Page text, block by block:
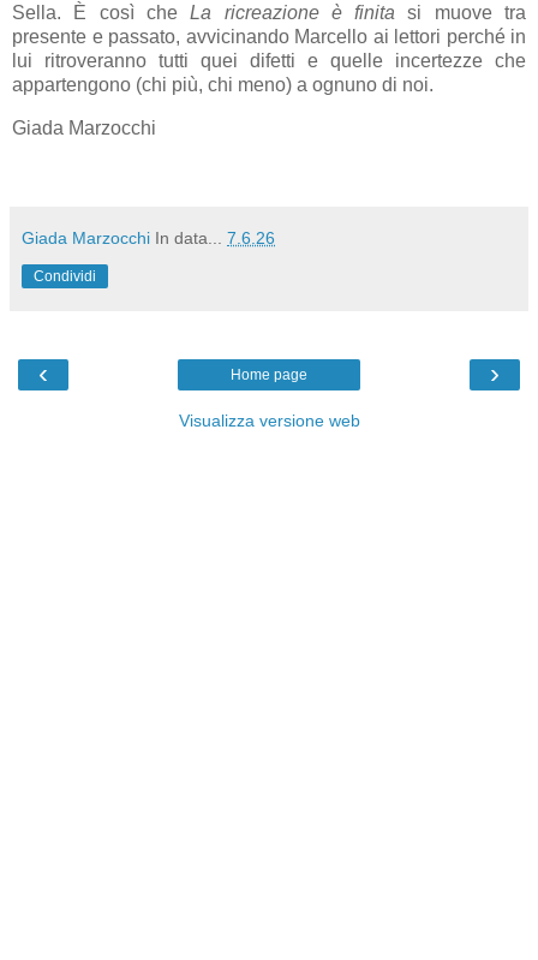
Sella. È così cheLa ricreazione è finita si muove tra
presente e passato, avvicinando Marcello ai lettori perché in
lui ritroveranno tutti quei difetti e quelle incertezze che
appartengono (chi più, chi meno) a ognuno di noi.
Giada Marzocchi
Giada Marzocchi In data... 7.6.26
Condividi
‹ ›
Home page
Visualizza versione web